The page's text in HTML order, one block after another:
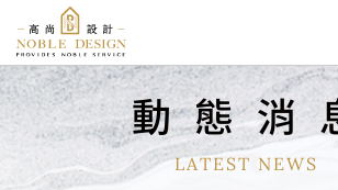
動 態 消
LATEST NEWS